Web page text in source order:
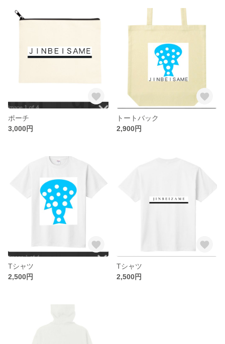
ポーチ
3,000円
トートバック
2,900円
Tシャツ
2,500円
Tシャツ
2,500円